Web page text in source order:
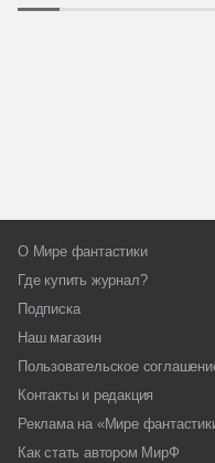
О Мире фантастики
Где купить журнал?
Подписка
Наш магазин
Пользовательское
Контакты и редакция
Реклама на «Мире
Как стать автором МирФ